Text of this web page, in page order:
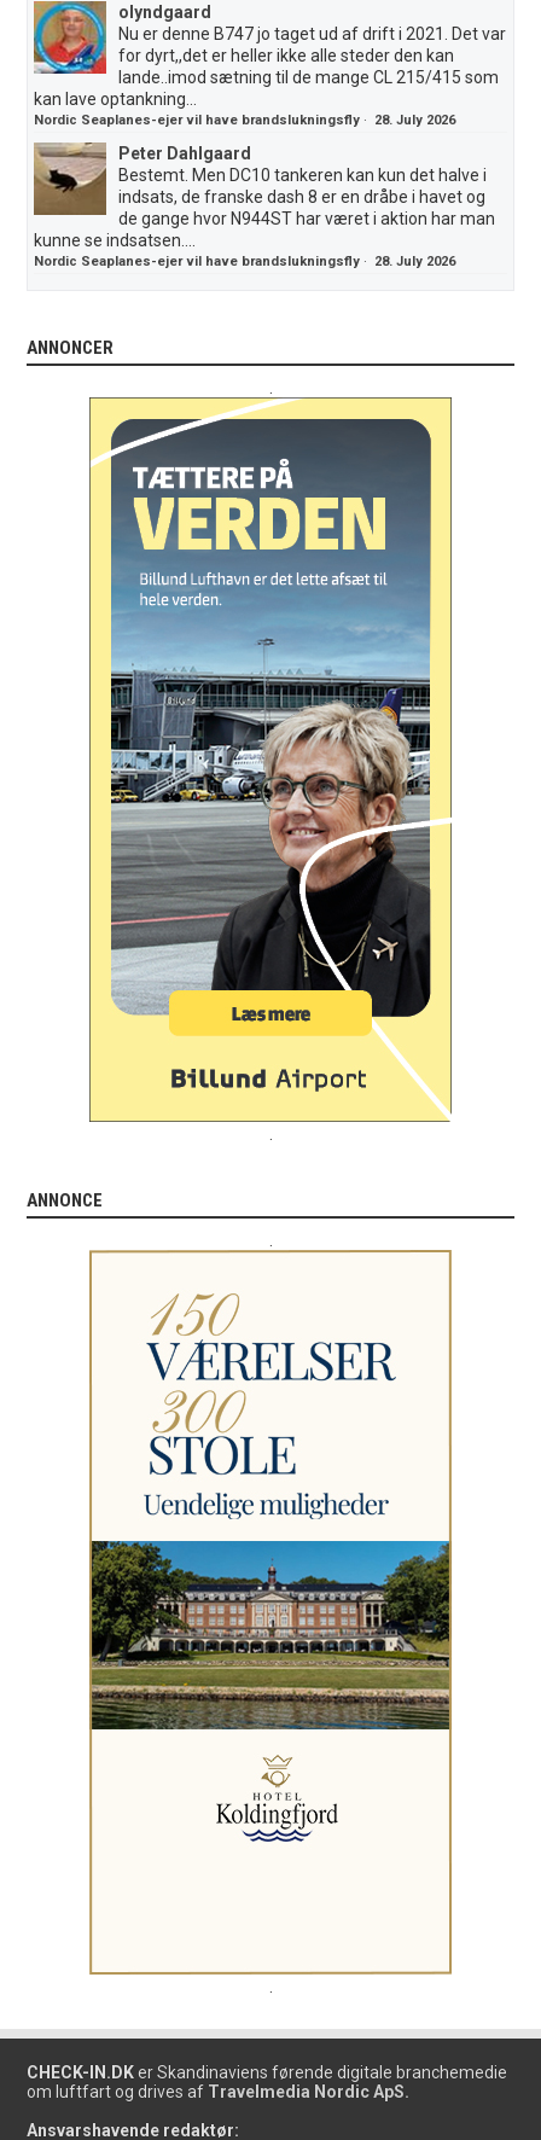
olyndgaard
Nu er denne B747 jo taget ud af drift i 2021. Det var
for dyrt,,det er heller ikke alle steder den kan
lande..imod sætning til de mange CL 215/415 som
kan lave optankning...
Nordic Seaplanes-ejer vil have brandslukningsfly · 28. July 2026
Peter Dahlgaard
Bestemt. Men DC10 tankeren kan kun det halve i
indsats, de franske dash 8 er en dråbe i havet og
de gange hvor N944ST har været i aktion har man
kunne se indsatsen....
Nordic Seaplanes-ejer vil have brandslukningsfly · 28. July 2026
ANNONCER
ANNONCE
CHECK-IN.DK er Skandinaviens førende digitale branchemedie
om luftfart og drives af Travelmedia Nordic ApS.
Ansvarshavende redaktør: